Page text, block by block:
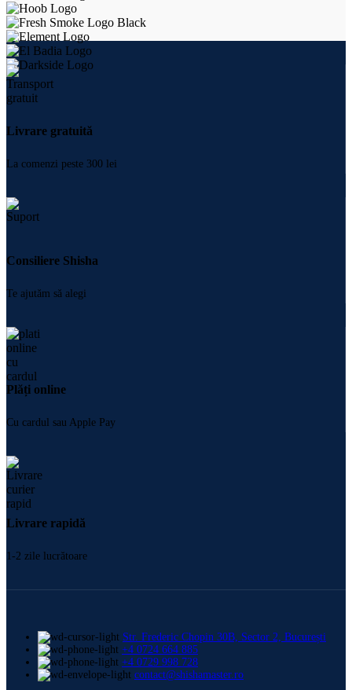
Livrare gratuită
La comenzi peste 300 lei
Consiliere Shisha
Te ajutăm să alegi
Plăți online
Cu cardul sau Apple Pay
Livrare rapidă
1-2 zile lucrătoare
Str. Frederic Chopin 30B, Sector 2, București
+4 0724 664 885
+4 0729 998 728
contact@shishamaster.ro